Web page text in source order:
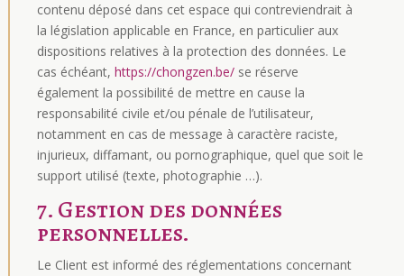
contenu déposé dans cet espace qui contreviendrait à
la législation applicable en France, en particulier aux
dispositions relatives à la protection des données. Le
cas échéant, https://chongzen.be/se réserve
également la possibilité de mettre en cause la
responsabilité civile et/ou pénale de l’utilisateur,
notamment en cas de message à caractère raciste,
injurieux, diffamant, ou pornographique, quel que soit le
support utilisé (texte, photographie …).
7. Gestion des données
personnelles.
Le Client est informé des réglementations concernant